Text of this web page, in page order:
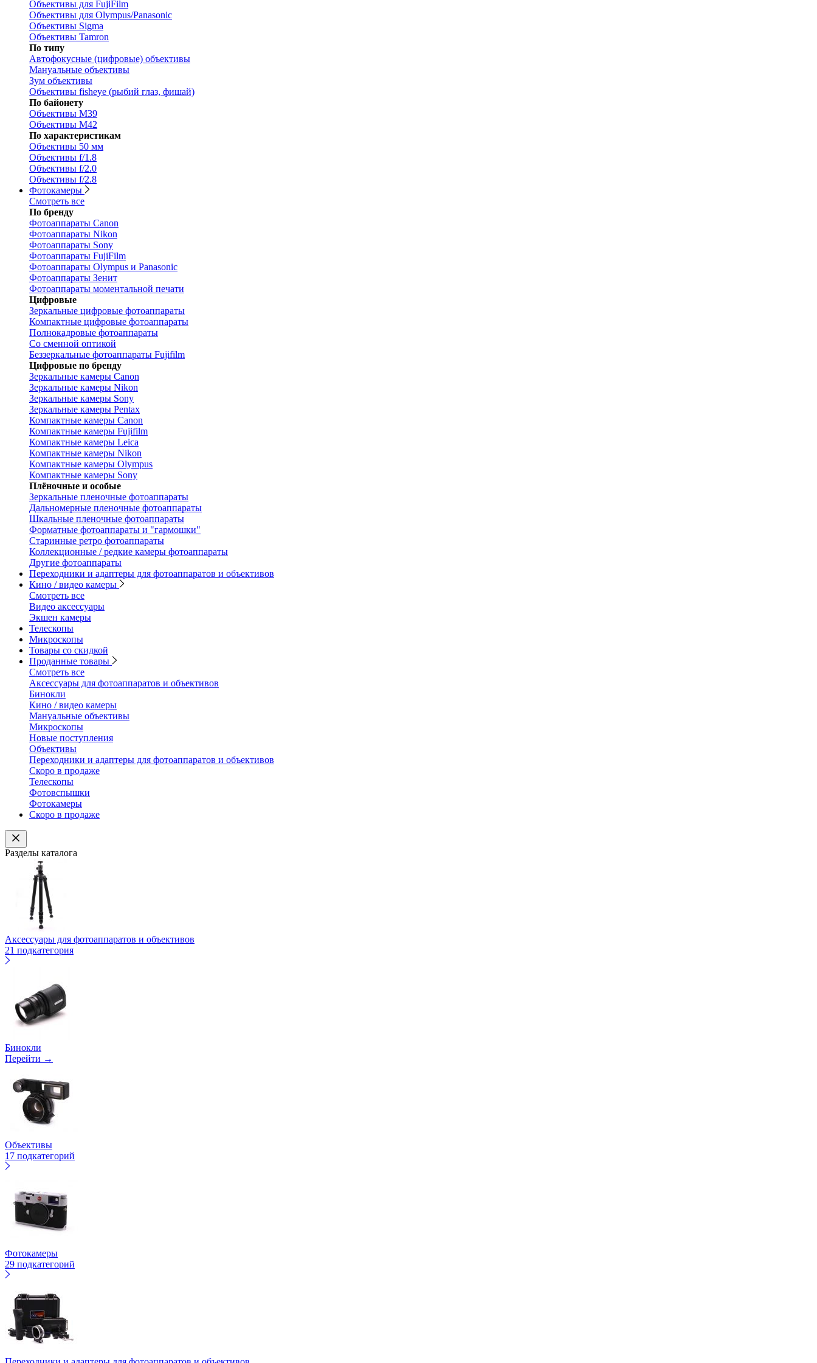
Объективы для FujiFilm
Объективы для Olympus/Panasonic
Объективы Sigma
Объективы Tamron
По типу
Автофокусные (цифровые) объективы
Мануальные объективы
Зум объективы
Объективы fisheye (рыбий глаз, фишай)
По байонету
Объективы M39
Объективы M42
По характеристикам
Объективы 50 мм
Объективы f/1.8
Объективы f/2.0
Объективы f/2.8
Фотокамеры
Смотреть все
По бренду
Фотоаппараты Canon
Фотоаппараты Nikon
Фотоаппараты Sony
Фотоаппараты FujiFilm
Фотоаппараты Olympus и Panasonic
Фотоаппараты Зенит
Фотоаппараты моментальной печати
Цифровые
Зеркальные цифровые фотоаппараты
Компактные цифровые фотоаппараты
Полнокадровые фотоаппараты
Со сменной оптикой
Беззеркальные фотоаппараты Fujifilm
Цифровые по бренду
Зеркальные камеры Canon
Зеркальные камеры Nikon
Зеркальные камеры Sony
Зеркальные камеры Pentax
Компактные камеры Canon
Компактные камеры Fujifilm
Компактные камеры Leica
Компактные камеры Nikon
Компактные камеры Olympus
Компактные камеры Sony
Плёночные и особые
Зеркальные пленочные фотоаппараты
Дальномерные пленочные фотоаппараты
Шкальные пленочные фотоаппараты
Форматные фотоаппараты и "гармошки"
Старинные ретро фотоаппараты
Коллекционные / редкие камеры фотоаппараты
Другие фотоаппараты
Переходники и адаптеры для фотоаппаратов и объективов
Кино / видео камеры
Смотреть все
Видео аксессуары
Экшен камеры
Телескопы
Микроскопы
Товары со скидкой
Проданные товары
Смотреть все
Аксессуары для фотоаппаратов и объективов
Бинокли
Кино / видео камеры
Мануальные объективы
Микроскопы
Новые поступления
Объективы
Переходники и адаптеры для фотоаппаратов и объективов
Скоро в продаже
Телескопы
Фотовспышки
Фотокамеры
Скоро в продаже
Разделы каталога
Аксессуары для фотоаппаратов и объективов
21 подкатегория
Бинокли
Перейти →
Объективы
17 подкатегорий
Фотокамеры
29 подкатегорий